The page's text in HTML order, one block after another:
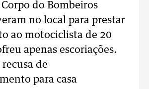
do Bombeiros
no local para prestar
ao motociclista de 20
apenas escoriações.
de
para casa